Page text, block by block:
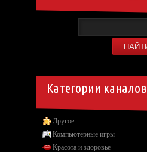
Категории каналов
Другое
Компьютерные игры
Красота и здоровье